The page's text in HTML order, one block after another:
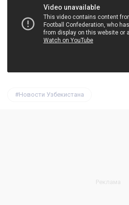
Новости Узбекистана